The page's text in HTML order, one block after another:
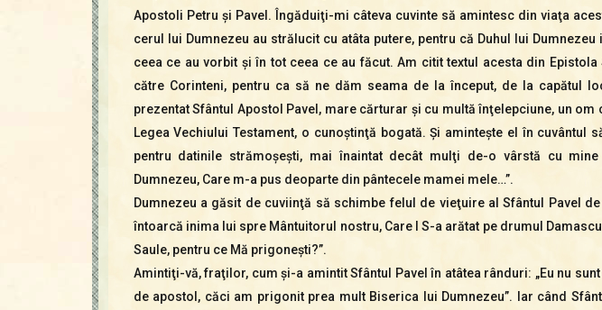
Apostoli Petru şi Pavel. Îngăduiţi-mi câteva cuvinte să amintesc din viaţa
cerul lui Dumnezeu au strălucit cu atâta putere, pentru că Duhul lui
ceea ce au vorbit şi în tot ceea ce au făcut. Am citit textul acesta din Epistola
către Corinteni, pentru ca să ne dăm seama de la început, de la capătul
prezentat Sfântul Apostol Pavel, mare cărturar şi cu multă înţelepciune, un om
Legea Vechiului Testament, o cunoştinţă bogată. Şi aminteşte el în cuvântul
pentru datinile strămoşeşti, mai înaintat decât mulţi de-o vârstă cu
Dumnezeu, Care m-a pus deoparte din pântecele mamei mele…”.
Dumnezeu a găsit de cuviinţă să schimbe felul de vieţuire al Sfântul Pavel
întoarcă inima lui spre Mântuitorul nostru, Care I S-a arătat pe drumul
Saule, pentru ce Mă prigoneşti?”.
Amintiţi-vă, fraţilor, cum şi-a amintit Sfântul Pavel în atâtea rânduri: „Eu nu
de apostol, căci am prigonit prea mult Biserica lui Dumnezeu”. Iar când